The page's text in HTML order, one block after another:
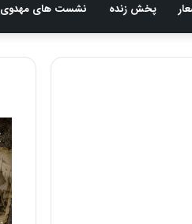
پخش زنده نشست های مهدوی